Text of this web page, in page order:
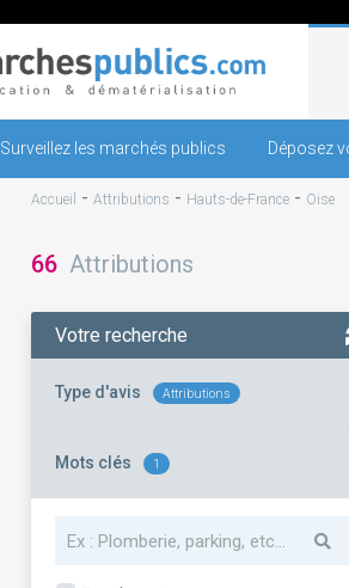
Surveillez les marchés publics Déposez
Accueil - Attributions - Hauts-de-France - Oise
66 Attributions
Votre recherche
Type d'avis Attributions
Mots clés 1